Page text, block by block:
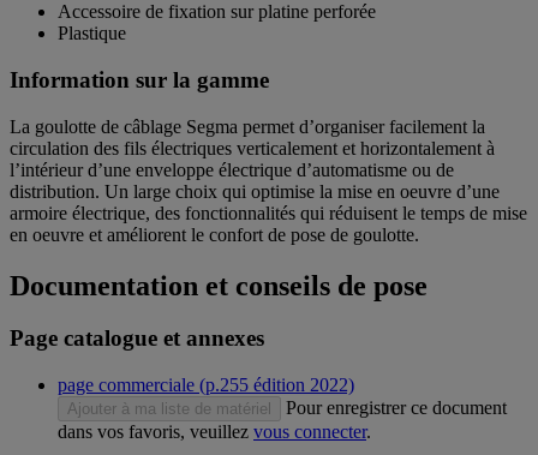
Accessoire de fixation sur platine perforée
Plastique
Information sur la gamme
La goulotte de câblage Segma permet d’organiser facilement la
circulation des fils électriques verticalement et horizontalement à
l’intérieur d’une enveloppe électrique d’automatisme ou de
distribution. Un large choix qui optimise la mise en oeuvre d’une
armoire électrique, des fonctionnalités qui réduisent le temps de mise
en oeuvre et améliorent le confort de pose de goulotte.
Documentation et conseils de pose
Page catalogue et annexes
page commerciale (p.255 édition 2022)
Ajouter à ma liste de matériel
Pour enregistrer ce document
dans vos favoris, veuillez vous connecter.